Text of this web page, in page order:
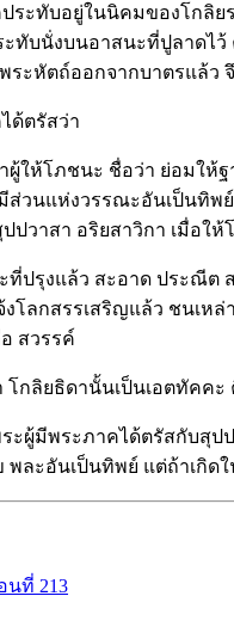
ะทับอยู่ในนิคมของโกลิย
ทับนั่งบนอาสนะที่ปูลาดไ
ระหัตถ์ออกจากบาตรแล้ว
ด้ตรัสว่า
ผู้ให้โภชนะ ชื่อว่า ย่อมใ
ส่วนแห่งวรรณะอันเป็นทิ
ปวาสา อริยสาวิกา เมื่อใ
ที่ปรุงแล้ว สะอาด ประณี
งโลกสรรเสริญแล้ว ชนเห
สวรรค์
โกลิยธิดานั้นเป็นเอตทัคค
ะผู้มีพระภาคได้ตรัสกับสุป
พละอันเป็นทิพย์ แต่ถ้าเกิ
นที่ 213